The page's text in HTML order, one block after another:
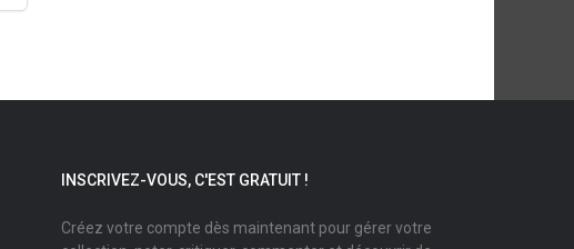
INSCRIVEZ-VOUS, C'EST GRATUIT !
Créez votre compte dès maintenant pour gérer votre